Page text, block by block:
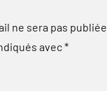
ne sera pas publiée.
avec*